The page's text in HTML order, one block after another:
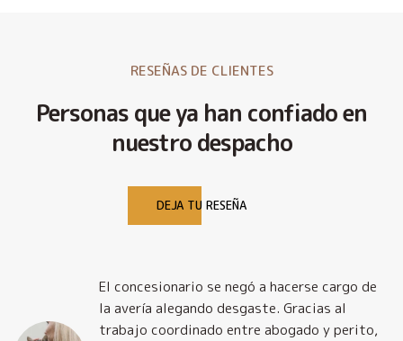
RESEÑAS DE CLIENTES
Personas que ya han confiado en
nuestro despacho
DEJA TU RESEÑA
El concesionario se negó a hacerse cargo de
la avería alegando desgaste. Gracias al
trabajo coordinado entre abogado y perito,